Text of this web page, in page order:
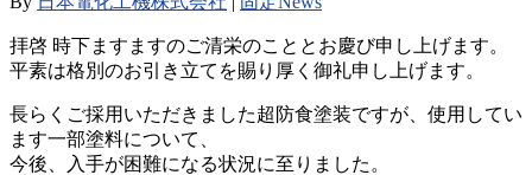
拝啓 時下ますますのご清栄のこととお慶び申し上げます。
平素は格別のお引き立てを賜り厚く御礼申し上げます。
長らくご採用いただきました超防食塗装ですが、使用してい
ます一部塗料について、
今後、入手が困難になる状況に至りました。